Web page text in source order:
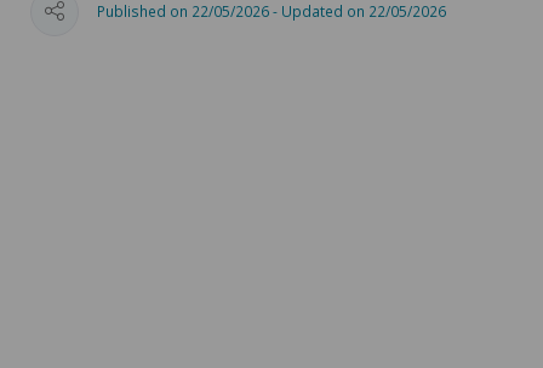
Published on 22/05/2026 - Updated on 22/05/2026